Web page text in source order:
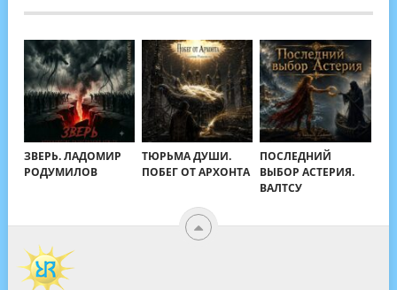
ЗВЕРЬ. ЛАДОМИР
РОДУМИЛОВ
ТЮРЬМА ДУШИ.
ПОБЕГ ОТ АРХОНТА
ПОСЛЕДНИЙ
ВЫБОР АСТЕРИЯ.
ВАЛТСУ